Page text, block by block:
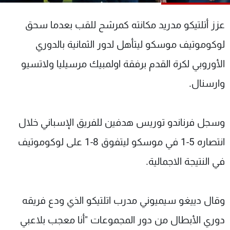
عزز أتلتيكو مدريد مكانته كمرشح للقب بعدما سحق
لوكوموتيف موسكو ليتأهل لدور الثمانية بالدوري
الأوروبي لكرة القدم برفقة اولمبيك مرسيليا ولاتسيو
وارسنال.
وسجل فرناندو توريس هدفين للفريق الإسباني خلال
انتصاره 5-1 في موسكو ليتفوق 8-1 على لوكوموتيف
في النتيجة الاجمالية.
وقال دييغو سيميوني مدرب اتلتيكو الذي ودع فريقه
دوري الأبطال من دور المجموعات "أنا معجب بلاعبي
جدول البرامج
شاهد البرامج
عن MTV
الإنـتـاج
لاعلاناتكم
وظائف